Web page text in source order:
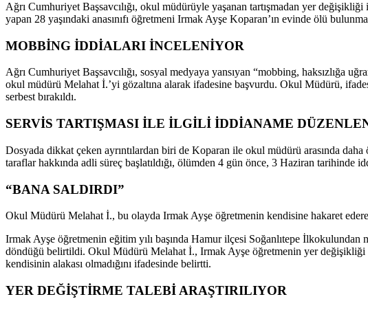
Ağrı Cumhuriyet Başsavcılığı, okul müdürüyle yaşanan tartışmadan yer
yapan 28 yaşındaki anasınıfı öğretmeni Irmak Ayşe Koparan’ın evinde ölü
MOBBİNG İDDİALARI İNCELENİYOR
Ağrı Cumhuriyet Başsavcılığı, sosyal medyaya yansıyan “mobbing, haksızlığa
okul müdürü Melahat İ.’yi gözaltına alarak ifadesine başvurdu. Okul Müdürü,
serbest bırakıldı.
SERVİS TARTIŞMASI İLE İLGİLİ İDDİANAME
Dosyada dikkat çeken ayrıntılardan biri de Koparan ile okul müdürü arasında
taraflar hakkında adli süreç başlatıldığı, ölümden 4 gün önce, 3 Haziran tarihinde
“BANA SALDIRDI”
Okul Müdürü Melahat İ., bu olayda Irmak Ayşe öğretmenin kendisine hakaret
Irmak Ayşe öğretmenin eğitim yılı başında Hamur ilçesi Soğanlıtepe
döndüğü belirtildi. Okul Müdürü Melahat İ., Irmak Ayşe öğretmenin yer
kendisinin alakası olmadığını ifadesinde belirtti.
YER DEĞİŞTİRME TALEBİ ARAŞTIRILIYOR